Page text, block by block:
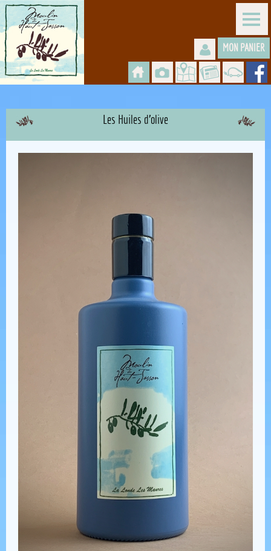
MON PANIER
Les Huiles d'olive